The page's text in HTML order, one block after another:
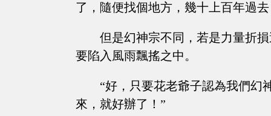
了，隨便找個地方，幾十上百年過
但是幻神宗不同，若是力量折
要陷入風雨飄搖之中。
“好，只要花老爺子認為我們幻
來，就好辦了！”